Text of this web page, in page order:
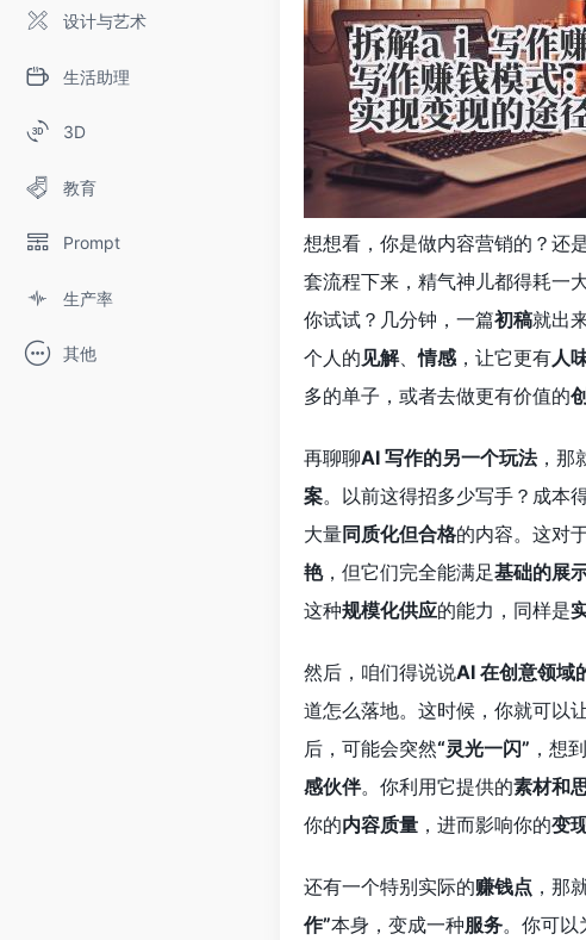
设计与艺术
生活助理
3D
教育
Prompt
生产率
其他
想想看，你是做内容营销的？还
套流程下来，精气神儿都得耗一
你试试？几分钟，一篇初稿就出
个人的见解、情感，让它更有人
多的单子，或者去做更有价值的
再聊聊AI 写作的另一个玩法，那
案。以前这得招多少写手？成本
大量同质化但合格的内容。这对
艳，但它们完全能满足基础的展
这种规模化供应的能力，同样是
然后，咱们得说说AI 在创意领域
道怎么落地。这时候，你就可以
后，可能会突然“灵光一闪” ，想
感伙伴。你利用它提供的素材和
你的内容质量 ，进而影响你的变
还有一个特别实际的赚钱点 ，那
作”本身，变成一种服务。你可以